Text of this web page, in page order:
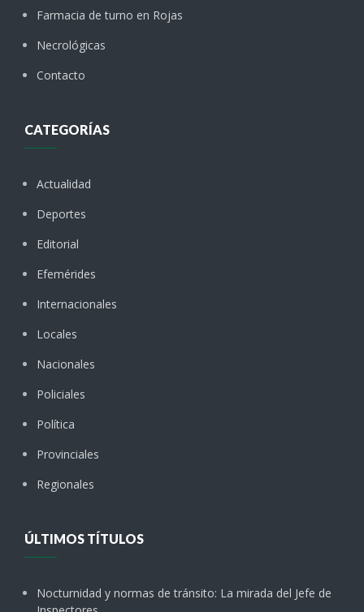
Farmacia de turno en Rojas
Necrológicas
Contacto
CATEGORÍAS
Actualidad
Deportes
Editorial
Efemérides
Internacionales
Locales
Nacionales
Policiales
Política
Provinciales
Regionales
ÚLTIMOS TÍTULOS
Nocturnidad y normas de tránsito: La mirada del Jefe de